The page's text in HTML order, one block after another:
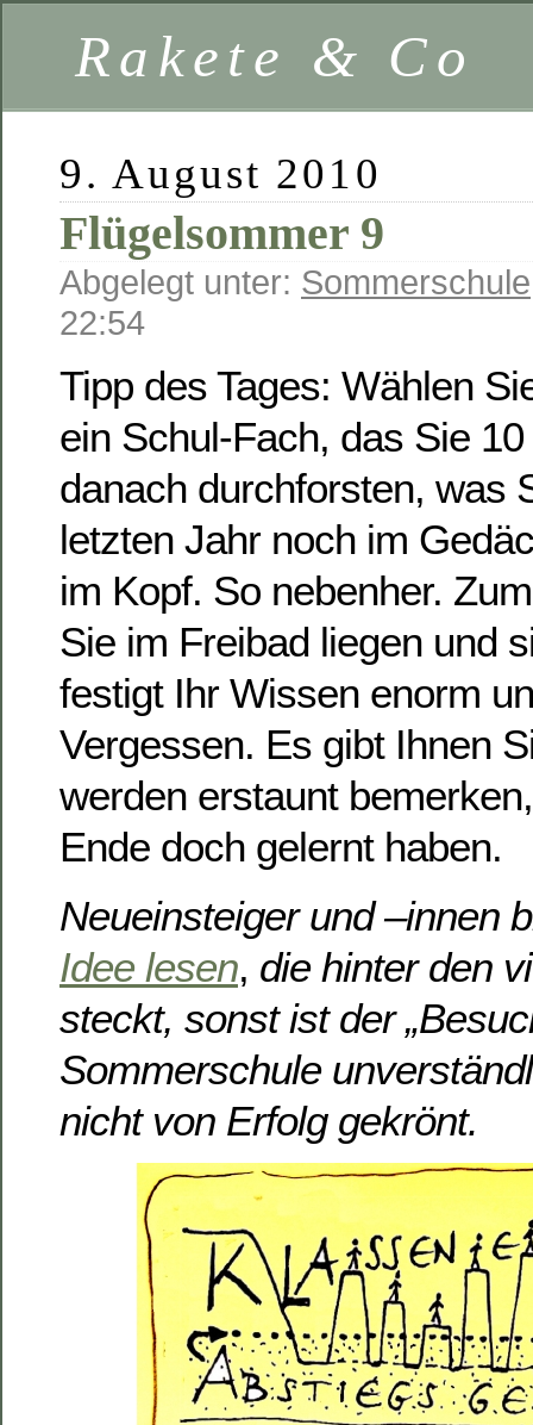
Rakete & Co
9. August 2010
Flügelsommer 9
Abgelegt unter: Sommerschule
22:54
Tipp des Tages: Wählen
ein Schul-Fach, das Sie
danach durchforsten, was
letzten Jahr noch im
im Kopf. So nebenher.
Sie im Freibad liegen und
festigt Ihr Wissen enorm
Vergessen. Es gibt Ihnen
werden erstaunt
Ende doch gelernt haben.
Neueinsteiger und –innen
Idee lesen, die hinter den
steckt, sonst ist der
Sommerschule
nicht von Erfolg gekrönt.